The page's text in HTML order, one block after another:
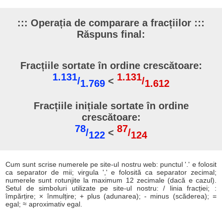
::: Operația de comparare a fracțiilor :::
Răspuns final:
Fracțiile sortate în ordine crescătoare:
1.131/1.769 < 1.131/1.612
Fracțiile inițiale sortate în ordine
crescătoare:
78/122 < 87/124
Cum sunt scrise numerele pe site-ul nostru web: punctul '.' e folosit
ca separator de mii; virgula ',' e folosită ca separator zecimal;
numerele sunt rotunjite la maximum 12 zecimale (dacă e cazul).
Setul de simboluri utilizate pe site-ul nostru: / linia fracției; :
împărțire; × înmulțire; + plus (adunarea); - minus (scăderea); =
egal; ≈ aproximativ egal.